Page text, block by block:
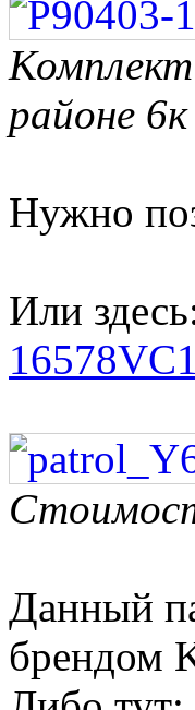
районе
Нужно
Или
Данный
брендом